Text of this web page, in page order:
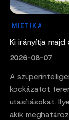
MIETIKA
Ki irányítja
2026-08-07
A
kockázatot
utasításokat.
akik